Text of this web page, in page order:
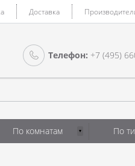
Доставка
Телефон: +7 (495)
По комнатам По